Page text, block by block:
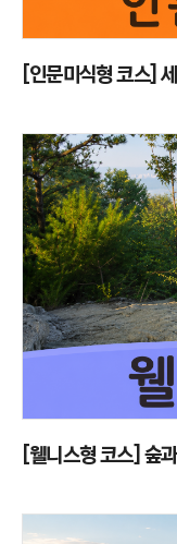
[인문미식형 코스]
[웰니스형 코스] 숲